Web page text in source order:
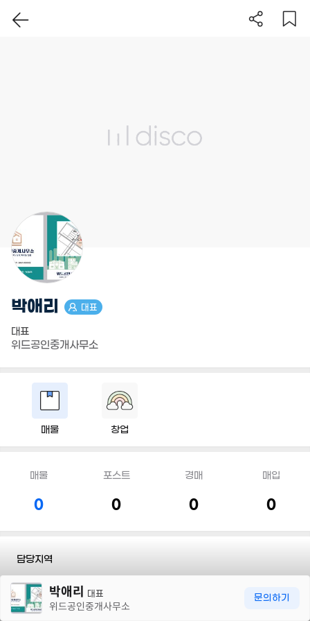
박애리 대표
대표
위드공인중개사무소
매물 창업
매물
0
포스트
0
경매
0
매입
0
담당지역
전화 박애리 대표
위드공인중개사무소
문의하기